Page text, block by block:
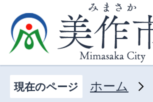
現在のページ ホーム